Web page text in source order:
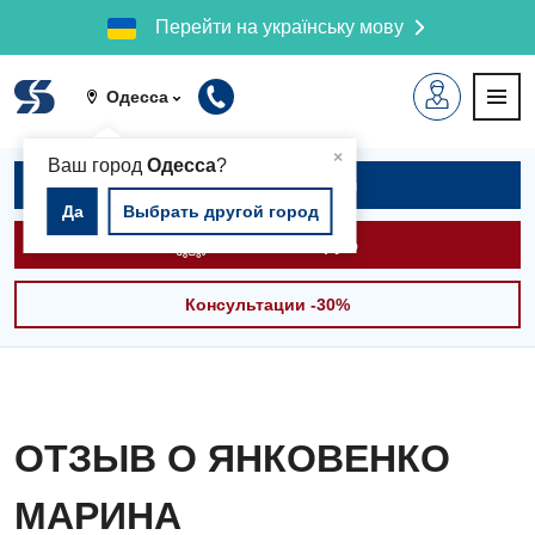
Перейти на українську мову
Одесса
×
Ваш город Одесса?
Да Выбрать другой город
Записаться на приём
Вызвать скорую
Консультации -30%
ОТЗЫВ О ЯНКОВЕНКО
МАРИНА